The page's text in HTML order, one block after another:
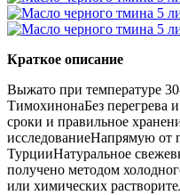
Краткое описание
Выжато при температуре
ТимохинонаБез перегрева
сроки и правильное
исследованиеНапрямую от
ТурцииНатуральное
получено методом
или химических